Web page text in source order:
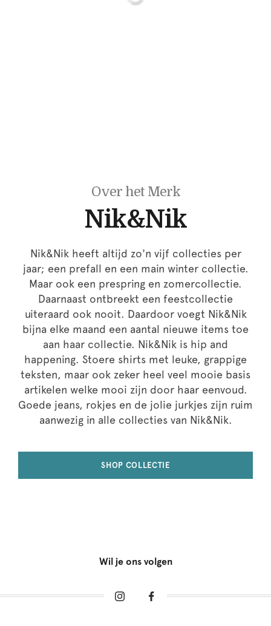
Over het Merk
Nik&Nik
Nik&Nik heeft altijd zo'n vijf collecties per
jaar; een prefall en een main winter collectie.
Maar ook een prespring en zomercollectie.
Daarnaast ontbreekt een feestcollectie
uiteraard ook nooit. Daardoor voegt Nik&Nik
bijna elke maand een aantal nieuwe items toe
aan haar collectie. Nik&Nik is hip and
happening. Stoere shirts met leuke, grappige
teksten, maar ook zeker heel veel mooie basis
artikelen welke mooi zijn door haar eenvoud.
Goede jeans, rokjes en de jolie jurkjes zijn ruim
aanwezig in alle collecties van Nik&Nik.
SHOP COLLECTIE
Wil je ons volgen